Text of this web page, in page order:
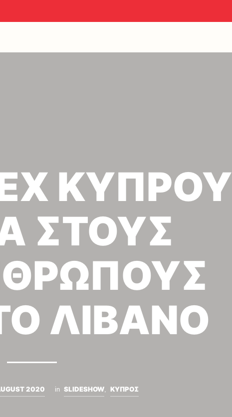
ΚΥΠΡΟΥ
ΣΤΟΥΣ
ΛΙΒΑΝΟ
2020 in SLIDESHOW, ΚΥΠΡΟΣ